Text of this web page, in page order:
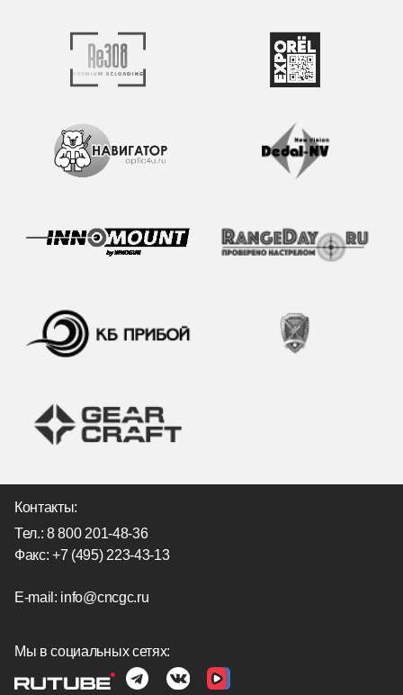
Контакты:
Тел.:8 800 201-48-36
Факс: +7 (495) 223-43-13
E-mail: info@cncgc.ru
Мы в социальных сетях: